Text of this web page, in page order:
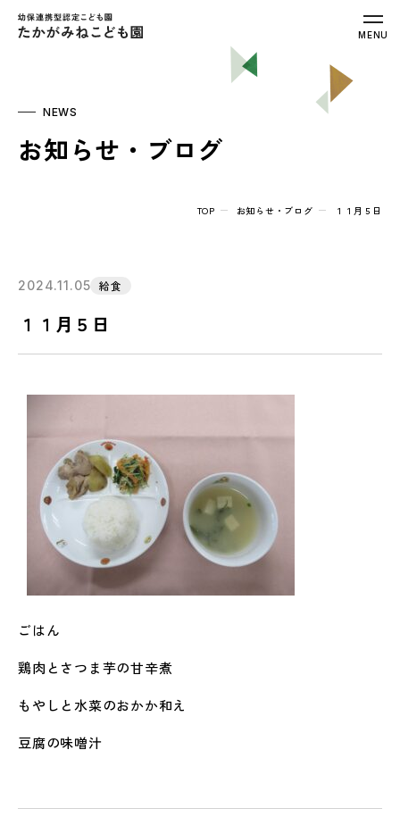
幼保連携型認定こども園 たかがみねこ
MENU
NEWS
お知らせ・ブログ
TOP お知らせ・ブログ １１月５日
2024.11.05 給食
１１月５日
ごはん
鶏肉とさつま芋の甘辛煮
もやしと水菜のおかか和え
豆腐の味噌汁